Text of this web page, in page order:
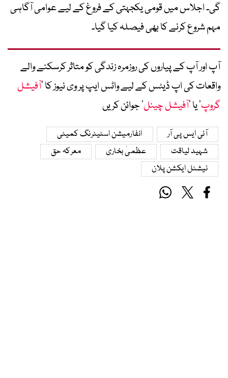
گی۔ اجلاس میں قومی یکجہتی کے فروغ کے لیے عوامی آگاہی
مہم شروع کرنے کا بھی فیصلہ کیا گیا۔
آپ اور آپ کے پیاروں کی روزمرہ زندگی کو متاثر کرسکنے والے
واقعات کی اپ ڈیٹس کے لیے واٹس ایپ پر وی نیوز کا ’آفیشل
گروپ‘ یا ’آفیشل چینل‘ جوائن کریں
آئی ایس پی آر
انفارمیشن اسٹیئرنگ کمیٹی
شہید لیاقت
عظمیٰ بخاری
معرکہ حق
نیشنل ایکشن پلان